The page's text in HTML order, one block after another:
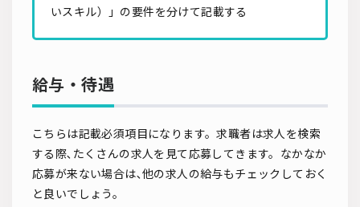
いスキル）」の要件を分けて記載する
給与・待遇
こちらは記載必須項目になります。求職者は求人を検索
する際､たくさんの求人を見て応募してきます。なかなか
応募が来ない場合は､他の求人の給与もチェックしておく
と良いでしょう。